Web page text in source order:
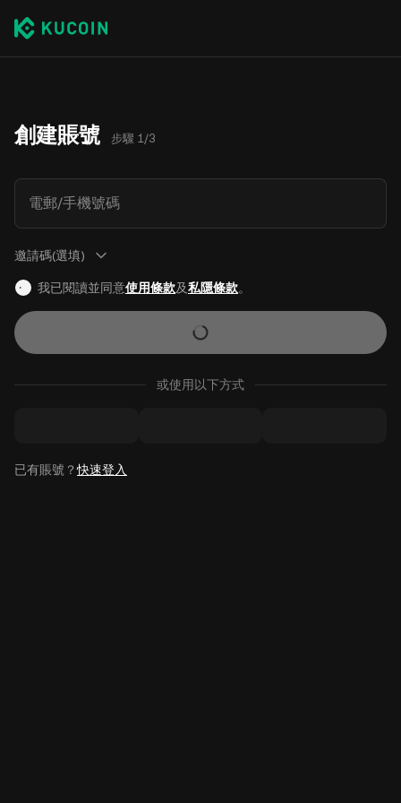
創建賬號 步驟 1/3
電郵/手機號碼
邀請碼(選填)
我已閱讀並同意使用條款及私隱條款。
或使用以下方式
已有賬號？快速登入